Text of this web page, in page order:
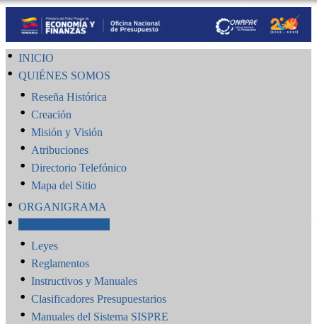
INICIO
QUIÉNES SOMOS
Reseña Histórica
Creación
Misión y Visión
Atribuciones
Directorio Telefónico
Mapa del Sitio
ORGANIGRAMA
Leyes
Reglamentos
Instructivos y Manuales
Clasificadores Presupuestarios
Manuales del Sistema SISPRE